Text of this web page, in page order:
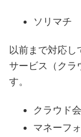
ソリマチ
以前まで対応し
サービス（クラ
す。
クラウド
マネーフ